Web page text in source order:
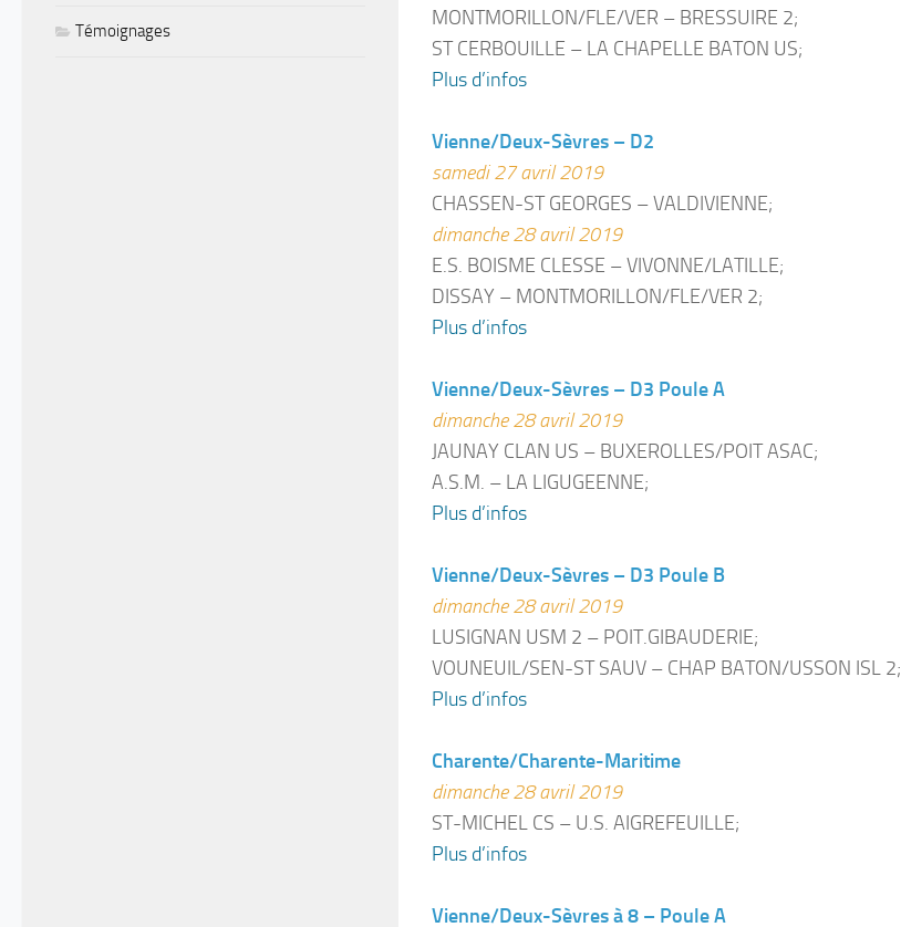
MONTMORILLON/FLE/VER – BRESSUIRE 2;
ST CERBOUILLE – LA CHAPELLE BATON US;
Plus d’infos
Vienne/Deux-Sèvres – D2
samedi 27 avril 2019
CHASSEN-ST GEORGES – VALDIVIENNE;
dimanche 28 avril 2019
E.S. BOISME CLESSE – VIVONNE/LATILLE;
DISSAY – MONTMORILLON/FLE/VER 2;
Plus d’infos
Vienne/Deux-Sèvres – D3 Poule A
dimanche 28 avril 2019
JAUNAY CLAN US – BUXEROLLES/POIT ASAC;
A.S.M. – LA LIGUGEENNE;
Plus d’infos
Vienne/Deux-Sèvres – D3 Poule B
dimanche 28 avril 2019
LUSIGNAN USM 2 – POIT.GIBAUDERIE;
VOUNEUIL/SEN-ST SAUV – CHAP BATON/USSON ISL 2;
Plus d’infos
Charente/Charente-Maritime
dimanche 28 avril 2019
ST-MICHEL CS – U.S. AIGREFEUILLE;
Plus d’infos
Vienne/Deux-Sèvres à 8 – Poule A
Témoignages